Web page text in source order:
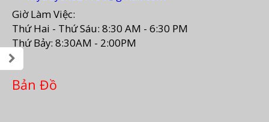
Giờ Làm Việc:
Thứ Hai - Thứ Sáu: 8:30 AM - 6:30 PM
Thứ Bảy: 8:30AM - 2:00PM
Bản Đồ